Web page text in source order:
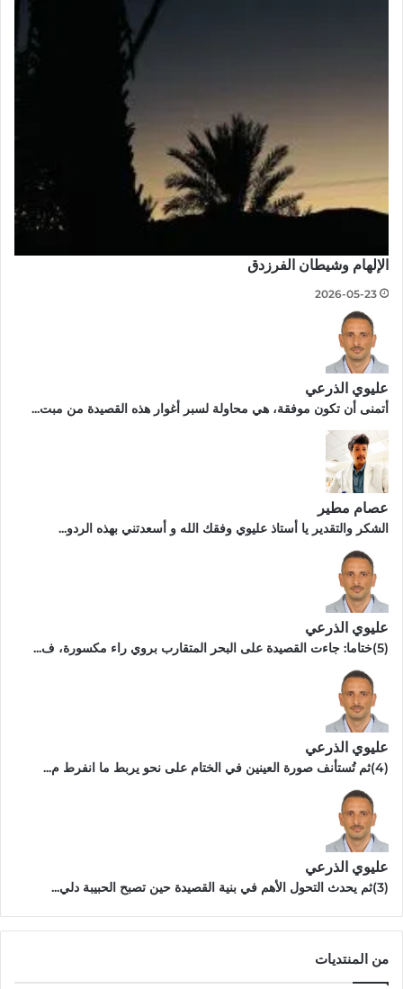
الإلهام وشيطان الفرزدق
2026-05-23
عليوي الذرعي
أتمنى أن تكون موفقة، هي محاولة لسبر أغوار هذه القصيدة من مبت...
عصام مطير
الشكر والتقدير يا أستاذ عليوي وفقك الله و أسعدتني بهذه الردو...
عليوي الذرعي
(5)ختاما: جاءت القصيدة على البحر المتقارب بروي راء مكسورة، ف...
عليوي الذرعي
(4)ثم تُستأنف صورة العينين في الختام على نحو يربط ما انفرط م...
عليوي الذرعي
(3)ثم يحدث التحول الأهم في بنية القصيدة حين تصبح الحبيبة دلي...
من المنتديات